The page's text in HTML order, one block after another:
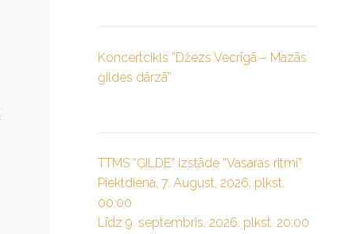
Koncertcikls “Džezs Vecrīgā – Mazās
ģildes dārzā”
TTMS “ĢILDE” izstāde “Vasaras ritmi”
Piektdiena, 7. August, 2026. plkst.
00:00
Līdz 9. septembris, 2026. plkst. 20:00